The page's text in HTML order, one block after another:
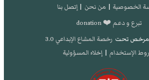
الخصوصية | من نحن | إتصل بنا
تبرع و دعم ❤️ donation
مرخص تحت رخصة المشاع الإبداعي 3.0
الإستخدام | إخلاء المسؤولية